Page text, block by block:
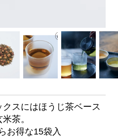
スにはほうじ茶ベース
茶。
お得な15袋入